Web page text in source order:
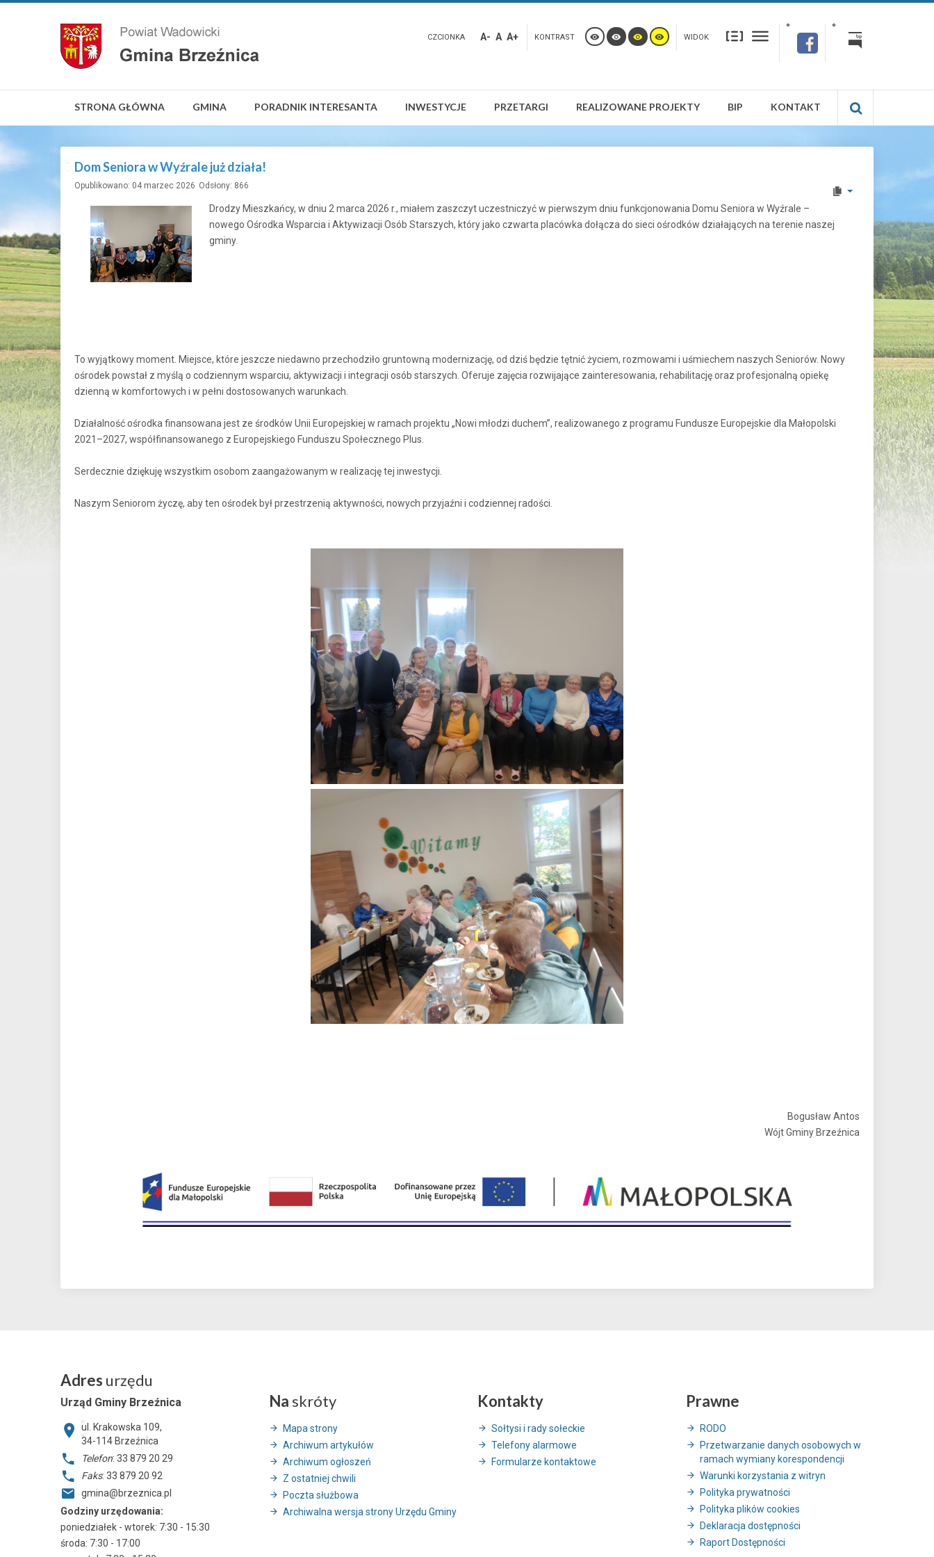
CZCIONKA A- A A+ KONTRAST WIDOK
STRONA GŁÓWNA GMINA PORADNIK INTERESANTA INWESTYCJE PRZETARGI REALIZOWANE PROJEKTY BIP KONTAKT
Dom Seniora w Wyźrale już działa!
Opublikowano: 04 marzec 2026 Odsłony: 866
Drodzy Mieszkańcy, w dniu 2 marca 2026 r., miałem zaszczyt uczestniczyć w pierwszym dniu funkcjonowania Domu Seniora w Wyźrale –
nowego Ośrodka Wsparcia i Aktywizacji Osób Starszych, który jako czwarta placówka dołącza do sieci ośrodków działających na terenie naszej
gminy.
To wyjątkowy moment. Miejsce, które jeszcze niedawno przechodziło gruntowną modernizację, od dziś będzie tętnić życiem, rozmowami i uśmiechem naszych Seniorów. Nowy
ośrodek powstał z myślą o codziennym wsparciu, aktywizacji i integracji osób starszych. Oferuje zajęcia rozwijające zainteresowania, rehabilitację oraz profesjonalną opiekę
dzienną w komfortowych i w pełni dostosowanych warunkach.
Działalność ośrodka finansowana jest ze środków Unii Europejskiej w ramach projektu „Nowi młodzi duchem”, realizowanego z programu Fundusze Europejskie dla Małopolski
2021–2027, współfinansowanego z Europejskiego Funduszu Społecznego Plus.
Serdecznie dziękuję wszystkim osobom zaangażowanym w realizację tej inwestycji.
Naszym Seniorom życzę, aby ten ośrodek był przestrzenią aktywności, nowych przyjaźni i codziennej radości.
Bogusław Antos
Wójt Gminy Brzeźnica
Adres urzędu
Urząd Gminy Brzeźnica
ul. Krakowska 109,
34-114 Brzeźnica
Telefon: 33 879 20 29
Faks: 33 879 20 92
gmina@brzeznica.pl
Godziny urzędowania:
poniedziałek - wtorek: 7:30 - 15:30
środa: 7:30 - 17:00
Na skróty
Mapa strony
Archiwum artykułów
Archiwum ogłoszeń
Z ostatniej chwili
Poczta służbowa
Archiwalna wersja strony Urzędu Gminy
Kontakty
Sołtysi i rady sołeckie
Telefony alarmowe
Formularze kontaktowe
Prawne
RODO
Przetwarzanie danych osobowych w
ramach wymiany korespondencji
Warunki korzystania z witryn
Polityka prywatności
Polityka plików cookies
Deklaracja dostępności
Raport Dostępności